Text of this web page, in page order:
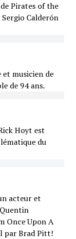
Pirates of the
Calderón
et musicien de
de 94 ans.
Hoyt est
du
acteur et
Once Upon A
par Brad Pitt!